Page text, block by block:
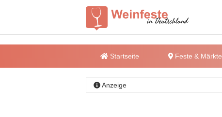
Startseite Feste & Märkte
Anzeige